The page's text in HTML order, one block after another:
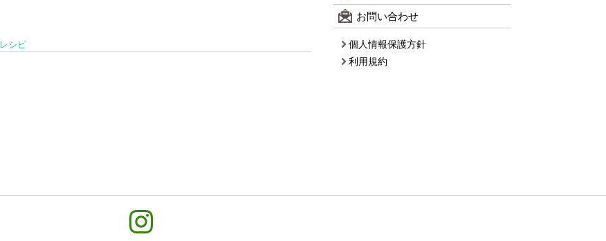
レシピ
お問い合わせ
個人情報保護方針
利用規約